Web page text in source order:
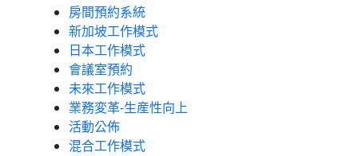
房間預約系統
新加坡工作模式
日本工作模式
會議室預約
未來工作模式
業務変革-生産性向上
活動公佈
混合工作模式